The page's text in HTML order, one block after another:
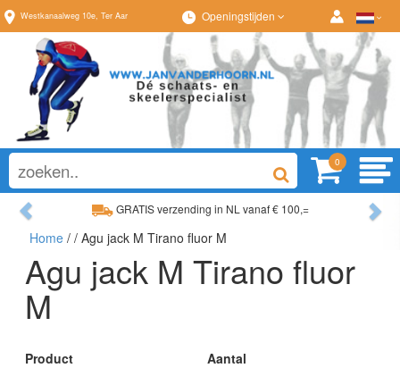
Westkanaalweg 10e, Ter Aar Openingstijden
0
GRATIS verzending in NL vanaf € 100,=
Ruim assortiment, altijd wat naar wens!
Previous
Home / / Agu jack M Tirano fluor M
Agu jack M Tirano fluor
M
Product
Aantal